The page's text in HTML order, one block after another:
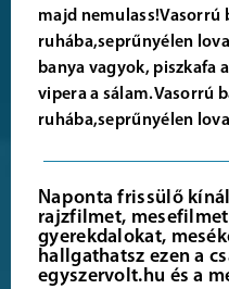
majd nemulass!Vasorrú
ruhába,seprűnyélen
banya vagyok, piszkafa
vipera a sálam.Vasorrú
ruhába,seprűnyélen
Naponta frissülő
rajzfilmet,
gyerekdalokat,
hallgathatsz ezen a
egyszervolt.hu és a